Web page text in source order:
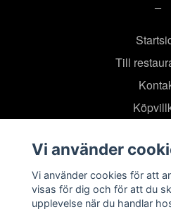
–
Till
Prenumerera på
Vi använder
Vi använder cookies för att
visas för dig och för att du
upplevelse när du handlar